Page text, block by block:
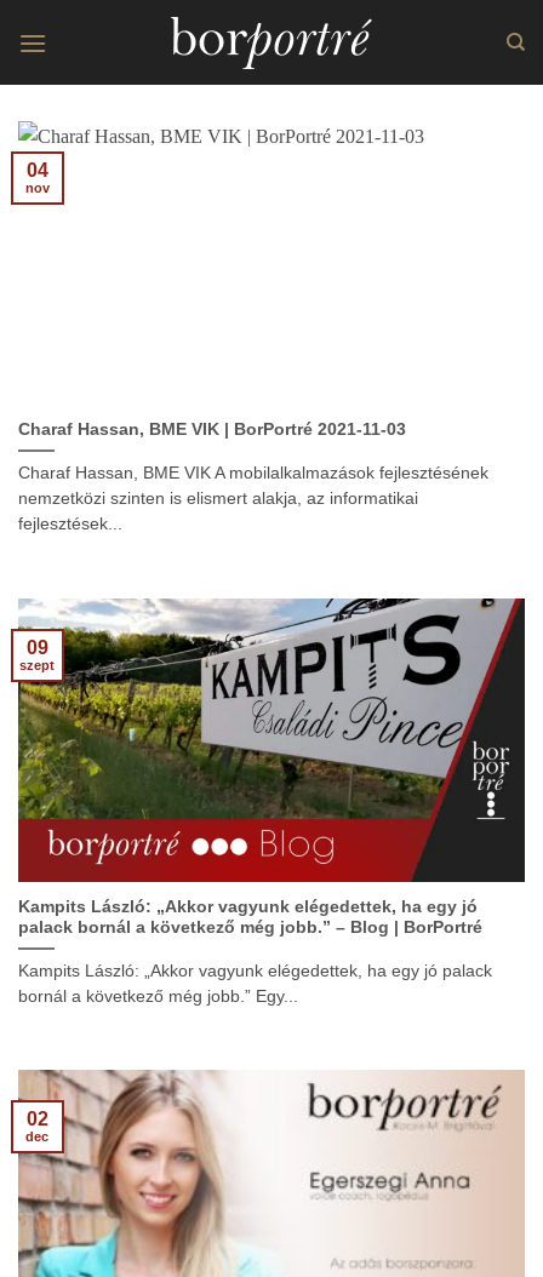
Charaf Hassan, BME VIK | BorPortré 2021-11-03
Charaf Hassan, BME VIK A mobilalkalmazások fejlesztésének
nemzetközi szinten is elismert alakja, az informatikai
fejlesztések...
04
nov
Kampits László: „Akkor vagyunk elégedettek, ha egy jó
palack bornál a következő még jobb.” – Blog | BorPortré
Kampits László: „Akkor vagyunk elégedettek, ha egy jó palack
bornál a következő még jobb.” Egy...
09
szept
02
dec